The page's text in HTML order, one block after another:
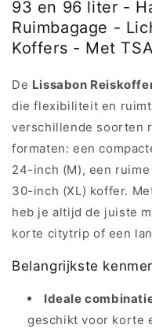
93 en 96 liter -
Ruimbagage -
Koffers - Met
De Lissabon
die flexibiliteit en
verschillende soorten
formaten: een
24-inch (M), een
30-inch (XL) koffer.
heb je altijd de juiste
korte citytrip of een
Belangrijkste
Ideale
geschikt voor korte